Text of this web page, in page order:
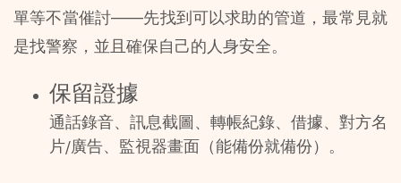
單等不當催討——先找到可以求助的管道，最常見就
是找警察，並且確保自己的人身安全。
保留證據
通話錄音、訊息截圖、轉帳紀錄、借據、對方名
片/廣告、監視器畫面（能備份就備份）。